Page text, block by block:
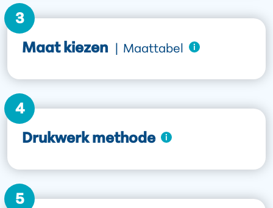
3
Maat kiezen
Maattabel
4
Drukwerk methode
5